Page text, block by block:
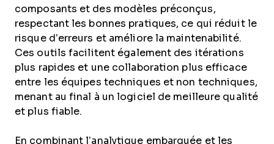
composants et des modèles préconçus,
respectant les bonnes pratiques, ce qui réduit le
risque d’erreurs et améliore la maintenabilité.
Ces outils facilitent également des itérations
plus rapides et une collaboration plus efficace
entre les équipes techniques et non techniques,
menant au final à un logiciel de meilleure qualité
et plus fiable.
En combinant l’analytique embarquée et les